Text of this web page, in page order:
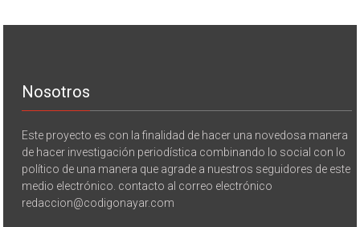
Nosotros
Este proyecto es con la finalidad de hacer una novedosa manera
de hacer investigación periodística combinando lo social con lo
político de una manera que agrade a nuestros seguidores de este
medio electrónico. contacto al correo electrónico
redaccion@codigonayar.com